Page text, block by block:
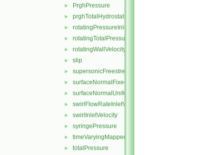
► PrghPressure
► prghTotalHydrostaticPressure
► rotatingPressureInletOutletVelocity
► rotatingTotalPressure
► rotatingWallVelocity
► slip
► supersonicFreestream
► surfaceNormalFixedValue
► surfaceNormalUniformFixedValue
► swirlFlowRateInletVelocity
► swirlInletVelocity
► syringePressure
► timeVaryingMappedFixedValue
► totalPressure